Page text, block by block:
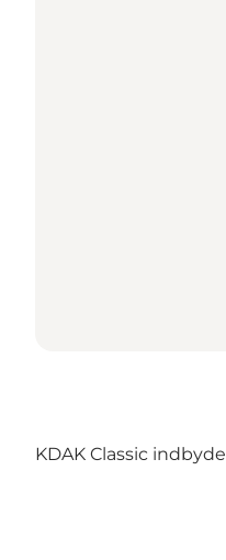
KDAK Classic